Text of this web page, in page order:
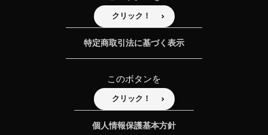
クリック！
特定商取引法に基づく表示
このボタンを
クリック！
個人情報保護基本方針